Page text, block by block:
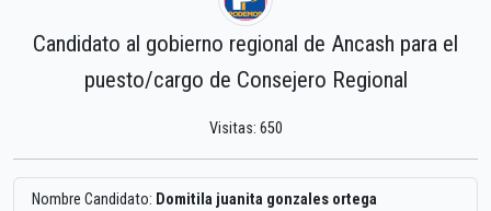
Candidato al gobierno regional de Ancash para el
puesto/cargo de Consejero Regional
Visitas: 650
Nombre Candidato: Domitila juanita gonzales ortega